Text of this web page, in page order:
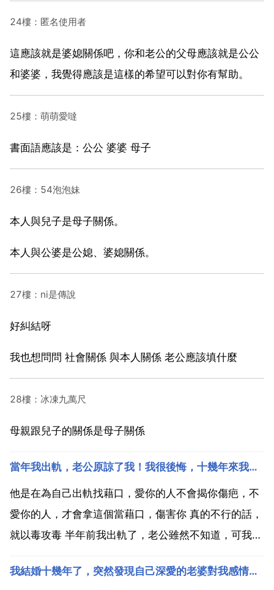
24樓：匿名使用者
這應該就是婆媳關係吧，你和老公的父母應該就是公公
和婆婆，我覺得應該是這樣的希望可以對你有幫助。
25樓：萌萌愛噠
書面語應該是：公公 婆婆 母子
26樓：54泡泡妹
本人與兒子是母子關係。
本人與公婆是公媳、婆媳關係。
27樓：ni是傳說
好糾結呀
我也想問問 社會關係 與本人關係 老公應該填什麼
28樓：冰凍九萬尺
母親跟兒子的關係是母子關係
當年我出軌，老公原諒了我！我很後悔，十幾年來我一直在贖罪，可老公
他是在為自己出軌找藉口，愛你的人不會揭你傷疤，不
愛你的人，才會拿這個當藉口，傷害你 真的不行的話，
就以毒攻毒 半年前我出軌了，老公雖然不知道，可我心
對他好，犯了錯誤，有內疚是好事，但不應該成為心理
我結婚十幾年了，突然發現自己深愛的老婆對我感情不純，甚至背叛了我，我該怎麼辦